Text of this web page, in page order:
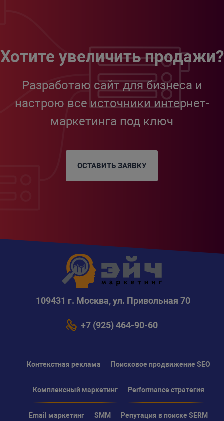
Хотите увеличить продажи?
Разработаю сайт для бизнеса и
настрою все источники интернет-
маркетинга под ключ
ОСТАВИТЬ ЗАЯВКУ
109431 г. Москва, ул. Привольная 70
+7 (925) 464-90-60
Контекстная реклама Поисковое продвижение SEO
Комплексный маркетинг Performance стратегия
Email маркетинг SMM Репутация в поиске SERM